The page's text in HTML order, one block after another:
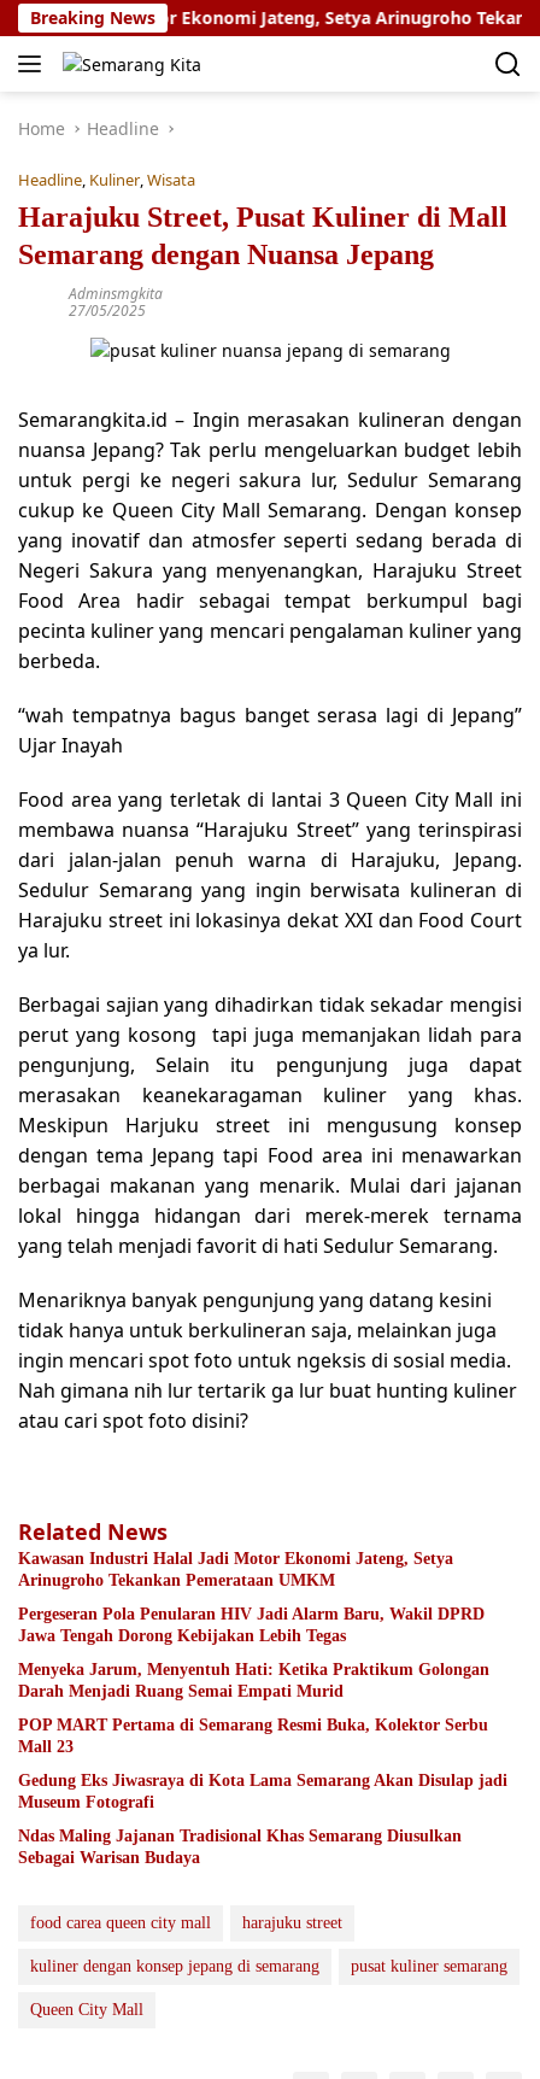
Skip
to
content
Breaking News
Jadi Motor Ekonomi Jateng, Setya Arinugroho Tekankan
Home Headline
Headline, Kuliner,Wisata
Harajuku Street, Pusat Kuliner di Mall
Semarang dengan Nuansa Jepang
Adminsmgkita
27/05/2025
Semarangkita.id – Ingin merasakan kulineran dengan
nuansa Jepang? Tak perlu mengeluarkan budget lebih
untuk pergi ke negeri sakura lur, Sedulur Semarang
cukup ke Queen City Mall Semarang. Dengan konsep
yang inovatif dan atmosfer seperti sedang berada di
Negeri Sakura yang menyenangkan, Harajuku Street
Food Area hadir sebagai tempat berkumpul bagi
pecinta kuliner yang mencari pengalaman kuliner yang
berbeda.
“wah tempatnya bagus banget serasa lagi di Jepang”
Ujar Inayah
Food area yang terletak di lantai 3 Queen City Mall ini
membawa nuansa “Harajuku Street” yang terinspirasi
dari jalan-jalan penuh warna di Harajuku, Jepang.
Sedulur Semarang yang ingin berwisata kulineran di
Harajuku street ini lokasinya dekat XXI dan Food Court
ya lur.
Berbagai sajian yang dihadirkan tidak sekadar mengisi
perut yang kosong tapi juga memanjakan lidah para
pengunjung, Selain itu pengunjung juga dapat
merasakan keanekaragaman kuliner yang khas.
Meskipun Harjuku street ini mengusung konsep
dengan tema Jepang tapi Food area ini menawarkan
berbagai makanan yang menarik. Mulai dari jajanan
lokal hingga hidangan dari merek-merek ternama
yang telah menjadi favorit di hati Sedulur Semarang.
Menariknya banyak pengunjung yang datang kesini
tidak hanya untuk berkulineran saja, melainkan juga
ingin mencari spot foto untuk ngeksis di sosial media.
Nah gimana nih lur tertarik ga lur buat hunting kuliner
atau cari spot foto disini?
Related News
Kawasan Industri Halal Jadi Motor Ekonomi Jateng, Setya
Arinugroho Tekankan Pemerataan UMKM
Pergeseran Pola Penularan HIV Jadi Alarm Baru, Wakil DPRD
Jawa Tengah Dorong Kebijakan Lebih Tegas
Menyeka Jarum, Menyentuh Hati: Ketika Praktikum Golongan
Darah Menjadi Ruang Semai Empati Murid
POP MART Pertama di Semarang Resmi Buka, Kolektor Serbu
Mall 23
Gedung Eks Jiwasraya di Kota Lama Semarang Akan Disulap jadi
Museum Fotografi
Ndas Maling Jajanan Tradisional Khas Semarang Diusulkan
Sebagai Warisan Budaya
food carea queen city mall harajuku street
kuliner dengan konsep jepang di semarang pusat kuliner semarang
Queen City Mall